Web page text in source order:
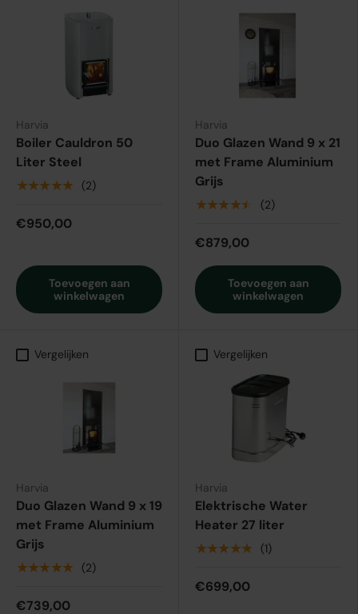
Harvia
Boiler Cauldron 50
Liter Steel
★★★★★ (2)
€950,00
Toevoegen aan
winkelwagen
Harvia
Duo Glazen Wand 9 x 21
met Frame Aluminium
Grijs
★★★★★ (2)
€879,00
Toevoegen aan
winkelwagen
Vergelijken
Harvia
Duo Glazen Wand 9 x 19
met Frame Aluminium
Grijs
★★★★★ (2)
€739,00
Vergelijken
Harvia
Elektrische Water
Heater 27 liter
★★★★★ (1)
€699,00